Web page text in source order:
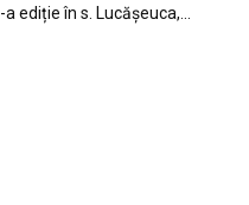
II-a ediție în s. Lucășeuca,...